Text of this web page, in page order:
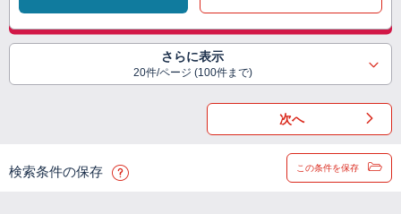
さらに表示
20件/ページ (100件まで)
次へ
検索条件の保存 この条件を保存